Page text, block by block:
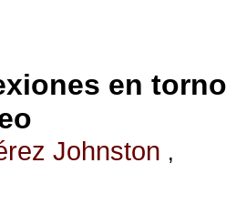
en
Johnston ,